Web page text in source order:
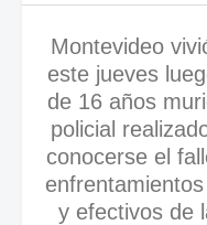
Montevideo
este jueves
de 16 años
policial
conocerse el
y efectivos de